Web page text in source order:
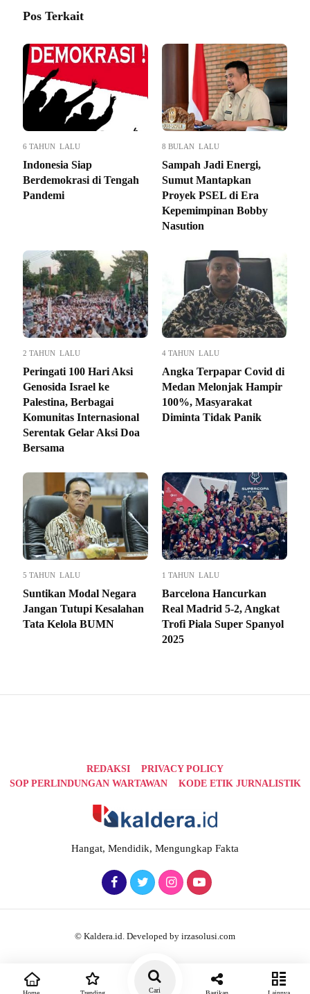
Pos Terkait
6 TAHUN LALU
Indonesia Siap
Berdemokrasi di Tengah
Pandemi
8 BULAN LALU
Sampah Jadi Energi,
Sumut Mantapkan
Proyek PSEL di Era
Kepemimpinan Bobby
Nasution
2 TAHUN LALU
Peringati 100 Hari Aksi
Genosida Israel ke
Palestina, Berbagai
Komunitas Internasional
Serentak Gelar Aksi Doa
Bersama
4 TAHUN LALU
Angka Terpapar Covid di
Medan Melonjak Hampir
100%, Masyarakat
Diminta Tidak Panik
5 TAHUN LALU
Suntikan Modal Negara
Jangan Tutupi Kesalahan
Tata Kelola BUMN
1 TAHUN LALU
Barcelona Hancurkan
Real Madrid 5-2, Angkat
Trofi Piala Super Spanyol
2025
REDAKSI
PRIVACY POLICY
SOP PERLINDUNGAN WARTAWAN
KODE ETIK JURNALISTIK
Hangat, Mendidik, Mengungkap Fakta
© Kaldera.id. Developed by irzasolusi.com
Cari